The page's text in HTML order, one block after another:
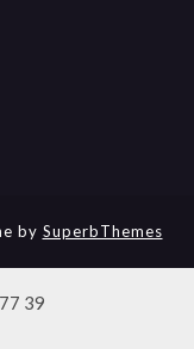
by SuperbThemes
39